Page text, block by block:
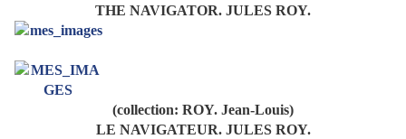
THE NAVIGATOR. JULES ROY.
(collection: ROY. Jean-Louis)
LE NAVIGATEUR. JULES ROY.